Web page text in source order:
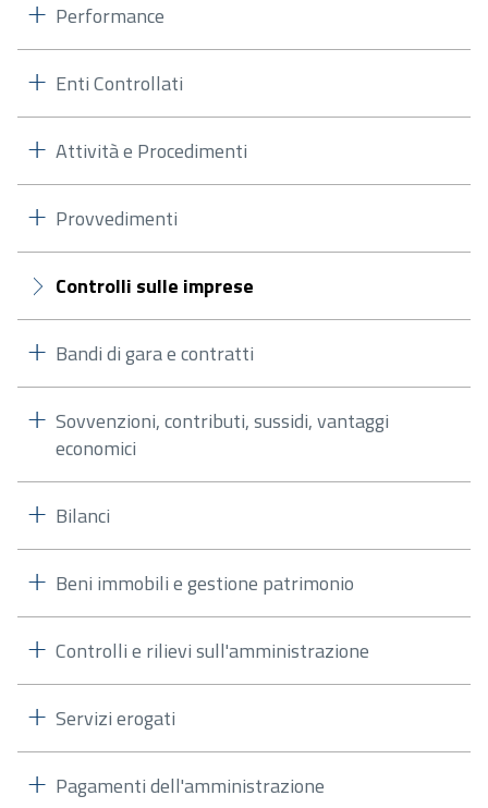
Performance
Enti Controllati
Attività e Procedimenti
Provvedimenti
Controlli sulle imprese
Bandi di gara e contratti
Sovvenzioni, contributi, sussidi, vantaggi
economici
Bilanci
Beni immobili e gestione patrimonio
Controlli e rilievi sull'amministrazione
Servizi erogati
Pagamenti dell'amministrazione